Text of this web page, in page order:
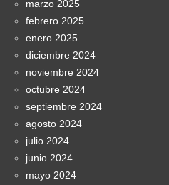
marzo 2025
febrero 2025
enero 2025
diciembre 2024
noviembre 2024
octubre 2024
septiembre 2024
agosto 2024
julio 2024
junio 2024
mayo 2024